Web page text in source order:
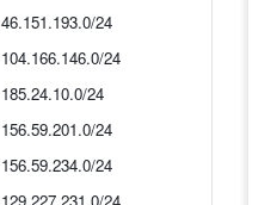
46.151.193.0/24
104.166.146.0/24
185.24.10.0/24
156.59.201.0/24
156.59.234.0/24